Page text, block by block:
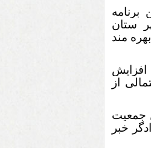
برنامه
شهر ستان
بهره مند
از
جمعیت
خبر